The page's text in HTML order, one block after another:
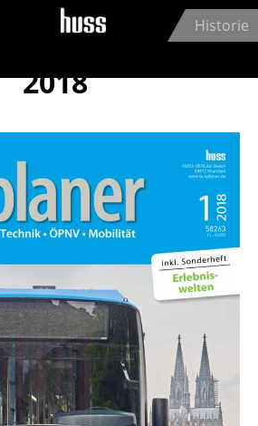
Jump to navigation
Historie
2018